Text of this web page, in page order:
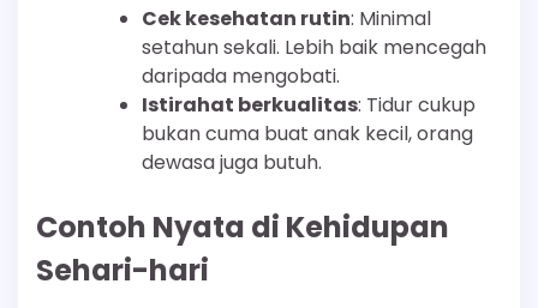
Cek kesehatan rutin: Minimal
setahun sekali. Lebih baik mencegah
daripada mengobati.
Istirahat berkualitas: Tidur cukup
bukan cuma buat anak kecil, orang
dewasa juga butuh.
Contoh Nyata di Kehidupan
Sehari-hari